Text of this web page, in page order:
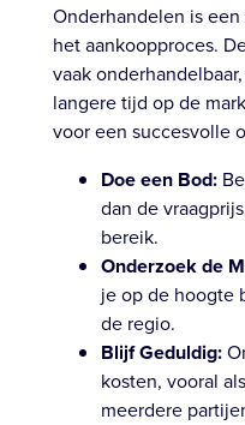
Onderhandelen is
het aankoopproces.
vaak
langere tijd op de
voor een succesvolle
Doe een Bod:
dan de
bereik.
Onderzoek de
je op de hoogte
de regio.
Blijf Geduldig:
kosten, vooral
meerdere